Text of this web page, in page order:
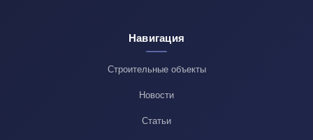
Навигация
Строительные объекты
Новости
Статьи